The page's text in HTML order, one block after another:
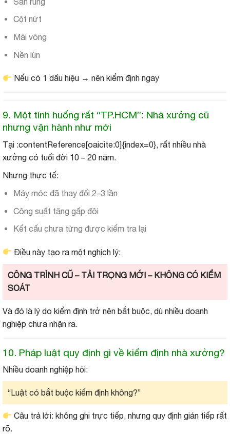
Cột nứt
Mái võng
Nền lún
Nếu có 1 dấu hiệu → nên kiểm định ngay
9. Một tình huống rất “TP.HCM”: Nhà xưởng cũ
nhưng vận hành như mới
Tại :contentReference[oaicite:0]{index=0}, rất nhiều nhà
xưởng có tuổi đời 10 – 20 năm.
Nhưng thực tế:
Máy móc đã thay đổi 2–3 lần
Công suất tăng gấp đôi
Kết cấu chưa từng được kiểm tra lại
Điều này tạo ra một nghịch lý:
CÔNG TRÌNH CŨ – TẢI TRỌNG MỚI – KHÔNG CÓ KIỂM
SOÁT
Và đó là lý do kiểm định trở nên bắt buộc, dù nhiều doanh
nghiệp chưa nhận ra.
10. Pháp luật quy định gì về kiểm định nhà xưởng?
Nhiều doanh nghiệp hỏi:
“Luật có bắt buộc kiểm định không?”
Câu trả lời: không ghi trực tiếp, nhưng quy định gián tiếp rất
rõ.